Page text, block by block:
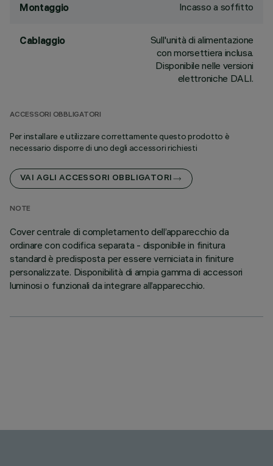
Montaggio Incasso a soffitto
Cablaggio
Sull'unità di alimentazione
con morsettiera inclusa.
Disponibile nelle versioni
elettroniche DALI.
ACCESSORI OBBLIGATORI
Per installare e utilizzare correttamente questo prodotto è
necessario disporre di uno degli accessori richiesti
VAI AGLI ACCESSORI OBBLIGATORI
NOTE
Cover centrale di completamento dell’apparecchio da
ordinare con codifica separata - disponibile in finitura
standard è predisposta per essere verniciata in finiture
personalizzate. Disponibilità di ampia gamma di accessori
luminosi o funzionali da integrare all’apparecchio.